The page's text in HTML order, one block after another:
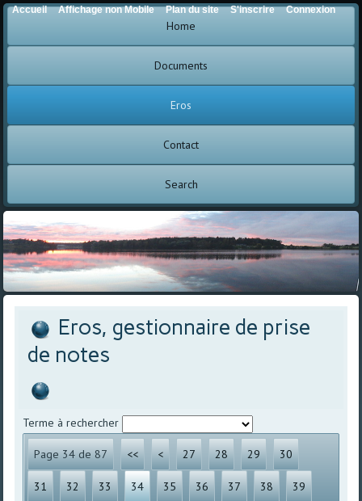
Home
Documents
Eros
Contact
Search
Eros, gestionnaire de prise
de notes
Terme à rechercher
Page 34 de 87 << < 27 28 29 30
31 32 33 34 35 36 37 38 39
Accueil Affichage non Mobile Plan du site S'inscrire Connexion